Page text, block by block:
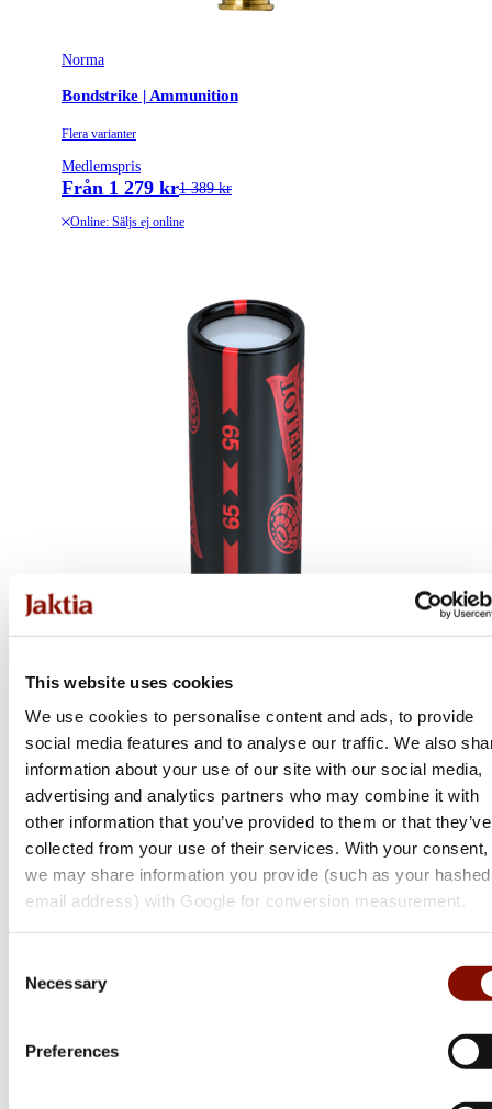
This website uses cookies
We use cookies to personalise content and ads, to provide
social media features and to analyse our traffic. We also
information about your use of our site with our social media,
advertising and analytics partners who may combine it with
other information that you’ve provided to them or that they’ve
collected from your use of their services. With your consent,
we may share information you provide (such as your hashed
email address) with Google for conversion measurement.
Selection
Necessary
Preferences
Norma
Bondstrike | Ammunition
Flera varianter
Medlemspris
Från 1 279 kr1 389 kr
Online: Säljs ej online
Sellier & Bellot
Red and Black
Från 133 kr
Online: I lager